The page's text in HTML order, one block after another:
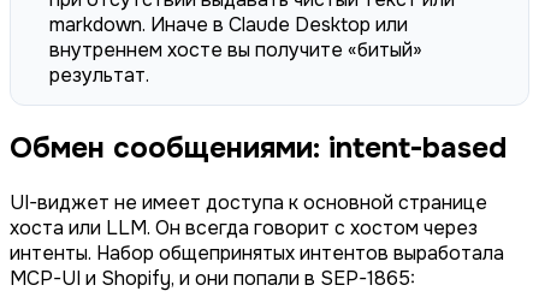
markdown. Иначе в Claude Desktop или
внутреннем хосте вы получите «битый»
результат.
Обмен сообщениями: intent-based
UI-виджет не имеет доступа к основной странице
хоста или LLM. Он всегда говорит с хостом через
интенты. Набор общепринятых интентов выработала
MCP-UI и Shopify, и они попали в SEP-1865: